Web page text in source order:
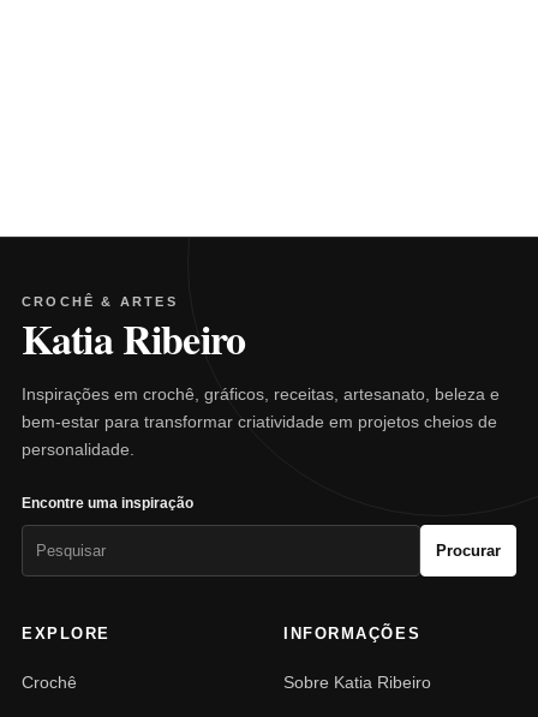
CROCHÊ & ARTES
Katia Ribeiro
Inspirações em crochê, gráficos, receitas, artesanato, beleza e
bem-estar para transformar criatividade em projetos cheios de
personalidade.
Encontre uma inspiração
Procurar
EXPLORE
Crochê
INFORMAÇÕES
Sobre Katia Ribeiro